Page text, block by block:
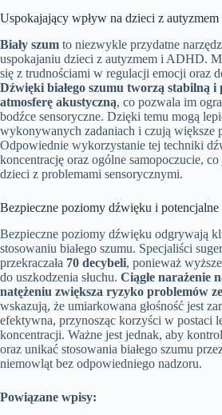
Uspokajający wpływ na dzieci z
Biały szum to niezwykle przydatne
uspokajaniu dzieci z autyzmem i ADHD.
się z trudnościami w regulacji emocji oraz
Dźwięki białego szumu tworzą stabilną
atmosferę akustyczną, co pozwala im
bodźce sensoryczne. Dzięki temu mogą
wykonywanych zadaniach i czują większe
Odpowiednie wykorzystanie tej techniki
koncentrację oraz ogólne samopoczucie,
dzieci z problemami sensorycznymi.
Bezpieczne poziomy dźwięku i potencjalne
Bezpieczne poziomy dźwięku odgrywają
stosowaniu białego szumu. Specjaliści
przekraczała 70 decybeli, ponieważ
do uszkodzenia słuchu. Ciągłe narażenie
natężeniu zwiększa ryzyko problemów ze
wskazują, że umiarkowana głośność jest
efektywna, przynosząc korzyści w postaci
koncentracji. Ważne jest jednak, aby
oraz unikać stosowania białego szumu
niemowląt bez odpowiedniego nadzoru.
Powiązane wpisy: